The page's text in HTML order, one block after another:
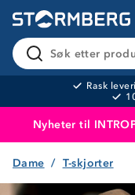
Søk etter
Rask
Nyheter til
Dame T-skjorter